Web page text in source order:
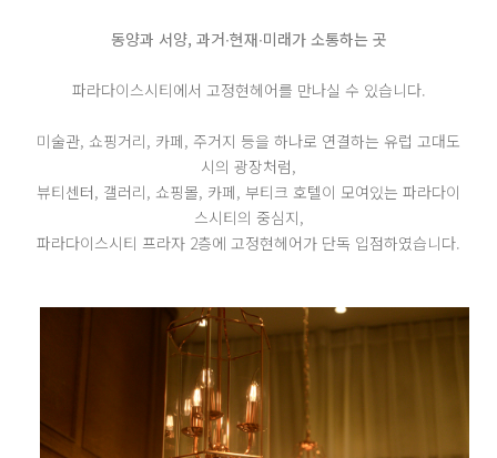
동양과 서양, 과거∙현재∙미래가 소통하는 곳
파라다이스시티에서 고정현헤어를 만나실 수 있습니다.
미술관, 쇼핑거리, 카페, 주거지 등을 하나로 연결하는 유럽 고대도
시의 광장처럼,
뷰티센터, 갤러리, 쇼핑몰, 카페, 부티크 호텔이 모여있는 파라다이
스시티의 중심지,
파라다이스시티 프라자 2층에 고정현헤어가 단독 입점하였습니다.